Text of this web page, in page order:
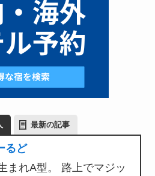
最新の記事
るど
まれA型。 路上でマジッ